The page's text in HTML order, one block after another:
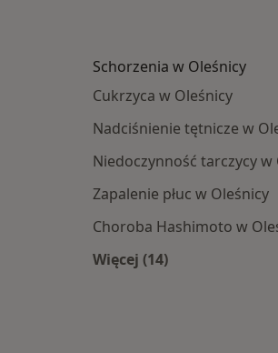
Schorzenia w Oleśnicy
Cukrzyca w Oleśnicy
Nadciśnienie tętnicze w
Niedoczynność tarczycy w
Zapalenie płuc w Oleśnicy
Choroba Hashimoto w
Więcej (14)